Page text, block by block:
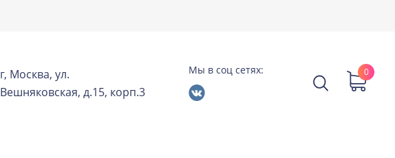
г, Москва, ул.
Вешняковская, д.15, корп.3
Мы в соц сетях: 0